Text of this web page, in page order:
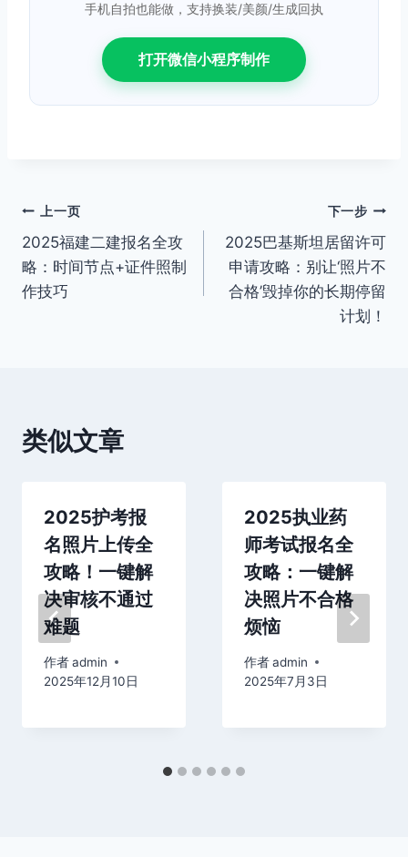
手机自拍也能做，支持换装/美颜/生成回执
打开微信小程序制作
文
章
导
上一页
2025福建二建报名全攻
略：时间节点+证件照制
作技巧
下一步
2025巴基斯坦居留许可
申请攻略：别让‘照片不
合格’毁掉你的长期停留
计划！
类似文章
2025护考报
名照片上传全
攻略！一键解
决审核不通过
难题
作者admin
2025年12月10日
2025执业药
师考试报名全
攻略：一键解
决照片不合格
烦恼
作者admin
2025年7月3日